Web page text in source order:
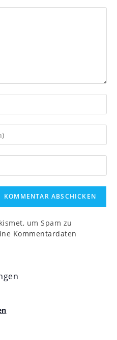
um Spam zu
Kommentardaten